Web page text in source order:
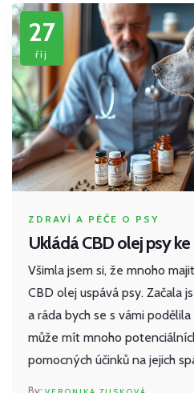
veterinářem.
27
říj
ZDRAVÍ A PÉČE O PSY
Ukládá CBD olej psy ke
Všimla jsem si, že mnoho
CBD olej uspává psy. Začala
a ráda bych se s vámi
může mít mnoho
pomocných účinků na jejich